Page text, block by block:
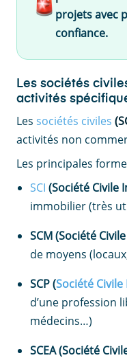
projets avec
confiance.
Les sociétés
activités
Les sociétés civiles
activités non
Les principales
SCI (Société Civile
immobilier (très
SCM (Société
de moyens
SCP (Société
d’une profession
médecins…)
SCEA (Société